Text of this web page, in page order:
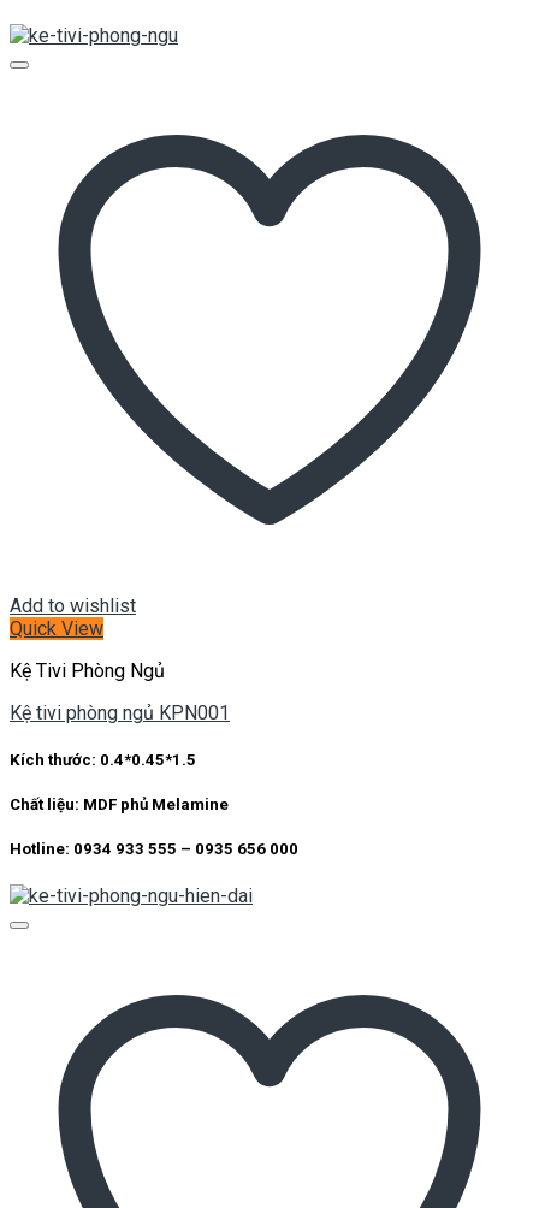
Add to wishlist
Quick View
Kệ Tivi Phòng Ngủ
Kệ tivi phòng ngủ KPN001
Kích thước: 0.4*0.45*1.5
Chất liệu: MDF phủ Melamine
Hotline: 0934 933 555 – 0935 656 000